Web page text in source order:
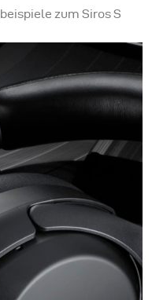
zum Siros S